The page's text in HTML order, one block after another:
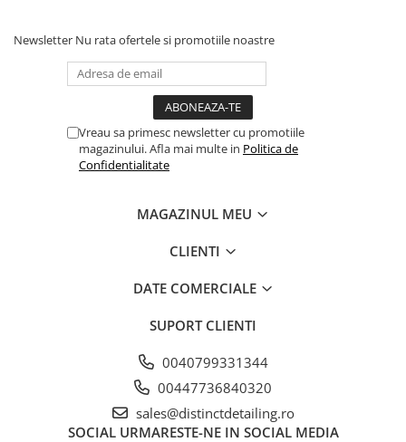
Newsletter Nu rata ofertele si promotiile noastre
Vreau sa primesc newsletter cu promotiile
magazinului. Afla mai multe in Politica de
Confidentialitate
MAGAZINUL MEU
CLIENTI
DATE COMERCIALE
SUPORT CLIENTI
0040799331344
00447736840320
sales@distinctdetailing.ro
SOCIAL URMARESTE-NE IN SOCIAL MEDIA